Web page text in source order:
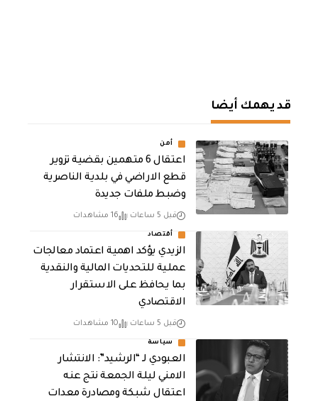
قد يهمك أيضا
أمن
اعتقال 6 متهمين بقضية تزوير
قطع الاراضي في بلدية الناصرية
وضبط ملفات جديدة
قبل 5 ساعات 16 مشاهدات
أقتصاد
الزيدي يؤكد اهمية اعتماد معالجات
عملية للتحديات المالية والنقدية
بما يحافظ على الاستقرار
الاقتصادي
قبل 5 ساعات 10 مشاهدات
سياسة
العبودي لـ “الرشيد”: الانتشار
الامني ليلة الجمعة نتج عنه
اعتقال شبكة ومصادرة معدات